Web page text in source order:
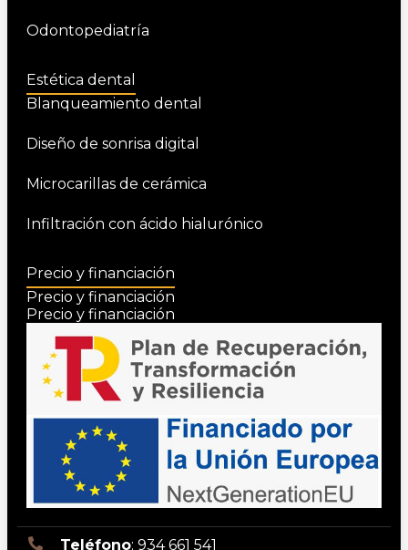
Odontopediatría
Estética dental
Blanqueamiento dental
Diseño de sonrisa digital
Microcarillas de cerámica
Infiltración con ácido hialurónico
Precio y financiación
Precio y financiación
Precio y financiación
Teléfono: 934 661 541